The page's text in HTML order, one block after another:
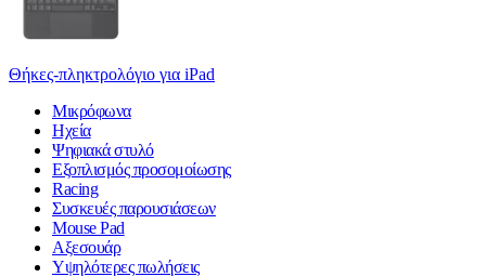
Θήκες-πληκτρολόγιο για iPad
Μικρόφωνα
Ηχεία
Ψηφιακά στυλό
Εξοπλισμός προσομοίωσης
Racing
Συσκευές παρουσιάσεων
Mouse Pad
Αξεσουάρ
Υψηλότερες πωλήσεις